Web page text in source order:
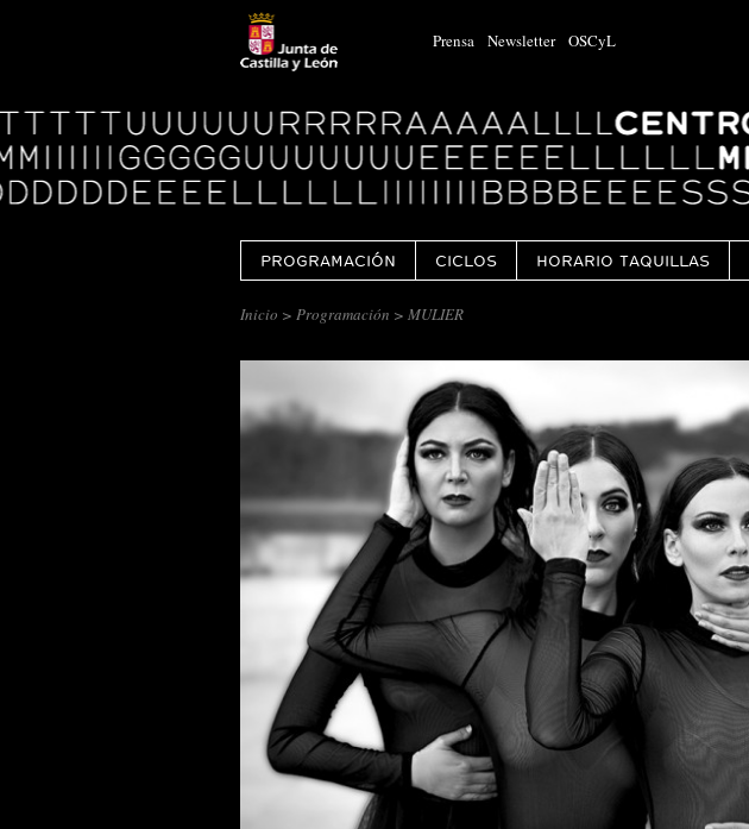
Prensa Newsletter OSCyL
Logo
Centro
Cultural
Miguel
Delibes
PROGRAMACIÓN CICLOS HORARIO TAQUILLAS
Inicio > Programación > MULIER